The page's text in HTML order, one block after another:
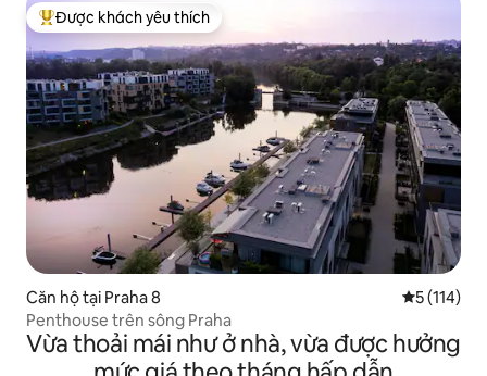
Được khách yêu thích nhất
Được khách yêu thích
Căn hộ tại Praha 8 Xếp hạng
5 (114)
Penthouse trên sông Praha
Vừa thoải mái như ở nhà, vừa được hưởng